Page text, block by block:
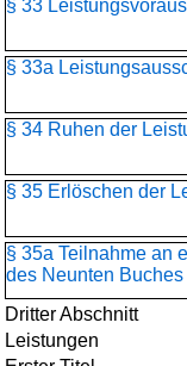
§ 33
§ 33a
§ 34 Ruhen der
§ 35 Erlöschen der
§ 35a Teilnahme an
des Neunten Buches
Dritter Abschnitt
Leistungen